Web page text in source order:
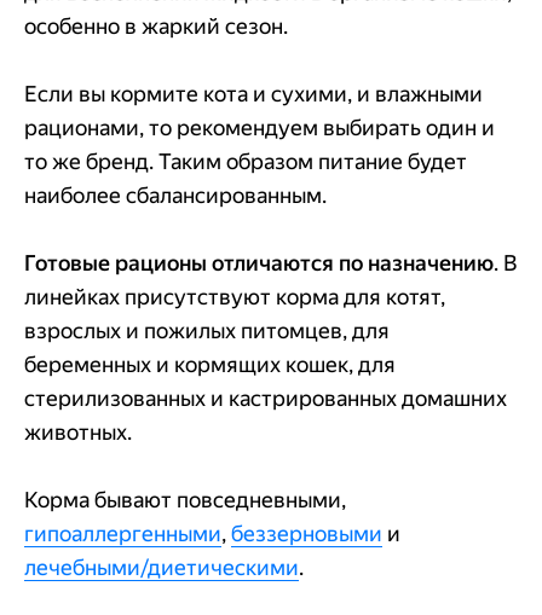
особенно в жаркий сезон.
Если вы кормите кота и сухими, и влажными
рационами, то рекомендуем выбирать один и
то же бренд. Таким образом питание будет
наиболее сбалансированным.
Готовые рационы отличаются по назначению. В
линейках присутствуют корма для котят,
взрослых и пожилых питомцев, для
беременных и кормящих кошек, для
стерилизованных и кастрированных домашних
животных.
Корма бывают повседневными,
гипоаллергенными,беззерновыми и
лечебными/диетическими.